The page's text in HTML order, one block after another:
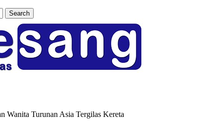
Wanita Turunan Asia Tergilas Kereta